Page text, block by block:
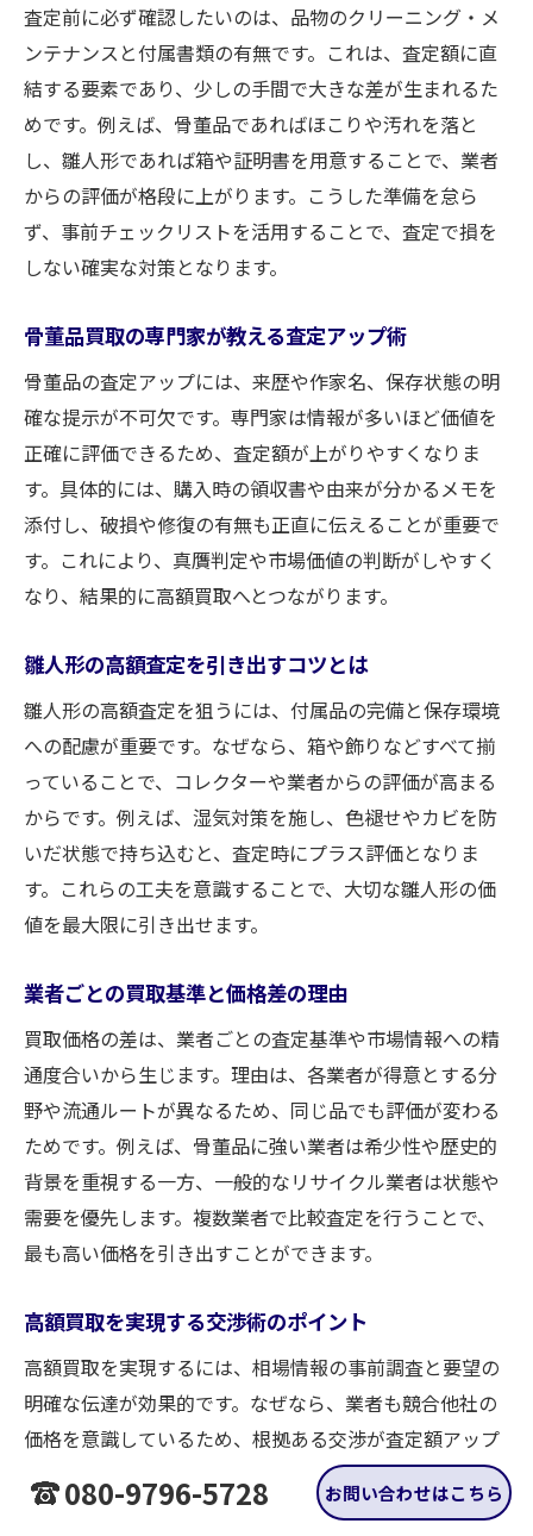
査定前に必ず確認したいのは、品物のクリーニング・メ
ンテナンスと付属書類の有無です。これは、査定額に直
結する要素であり、少しの手間で大きな差が生まれるた
めです。例えば、骨董品であればほこりや汚れを落と
し、雛人形であれば箱や証明書を用意することで、業者
からの評価が格段に上がります。こうした準備を怠ら
ず、事前チェックリストを活用することで、査定で損を
しない確実な対策となります。
骨董品買取の専門家が教える査定アップ術
骨董品の査定アップには、来歴や作家名、保存状態の明
確な提示が不可欠です。専門家は情報が多いほど価値を
正確に評価できるため、査定額が上がりやすくなりま
す。具体的には、購入時の領収書や由来が分かるメモを
添付し、破損や修復の有無も正直に伝えることが重要で
す。これにより、真贋判定や市場価値の判断がしやすく
なり、結果的に高額買取へとつながります。
雛人形の高額査定を引き出すコツとは
雛人形の高額査定を狙うには、付属品の完備と保存環境
への配慮が重要です。なぜなら、箱や飾りなどすべて揃
っていることで、コレクターや業者からの評価が高まる
からです。例えば、湿気対策を施し、色褪せやカビを防
いだ状態で持ち込むと、査定時にプラス評価となりま
す。これらの工夫を意識することで、大切な雛人形の価
値を最大限に引き出せます。
業者ごとの買取基準と価格差の理由
買取価格の差は、業者ごとの査定基準や市場情報への精
通度合いから生じます。理由は、各業者が得意とする分
野や流通ルートが異なるため、同じ品でも評価が変わる
ためです。例えば、骨董品に強い業者は希少性や歴史的
背景を重視する一方、一般的なリサイクル業者は状態や
需要を優先します。複数業者で比較査定を行うことで、
最も高い価格を引き出すことができます。
高額買取を実現する交渉術のポイント
高額買取を実現するには、相場情報の事前調査と要望の
明確な伝達が効果的です。なぜなら、業者も競合他社の
価格を意識しているため、根拠ある交渉が査定額アップ
につながるからです。具体的には、同種の買取事例をリ
ストアップし、「他店でこの金額だった」と伝えること
080-9796-5728 お問い合わせはこちら